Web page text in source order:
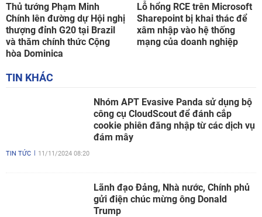
Thủ tướng Phạm Minh
Chính lên đường dự Hội nghị
thượng đỉnh G20 tại Brazil
và thăm chính thức Cộng
hòa Dominica
Lỗ hổng RCE trên Microsoft
Sharepoint bị khai thác để
xâm nhập vào hệ thống
mạng của doanh nghiệp
TIN KHÁC
Nhóm APT Evasive Panda sử dụng bộ
công cụ CloudScout để đánh cắp
cookie phiên đăng nhập từ các dịch vụ
đám mây
TIN TỨC 11/11/2024 08:20
Lãnh đạo Đảng, Nhà nước, Chính phủ
gửi điện chúc mừng ông Donald
Trump